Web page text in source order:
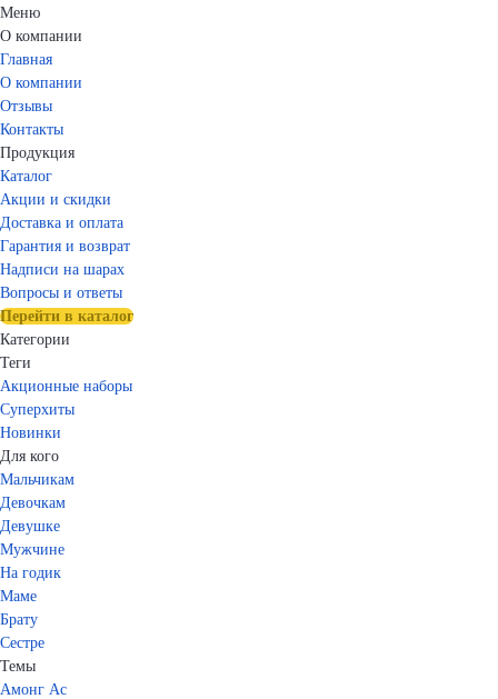
Меню
О компании
Главная
О компании
Отзывы
Контакты
Продукция
Каталог
Акции и скидки
Доставка и оплата
Гарантия и возврат
Надписи на шарах
Вопросы и ответы
Перейти в каталог
Категории
Теги
Акционные наборы
Суперхиты
Новинки
Для кого
Мальчикам
Девочкам
Девушке
Мужчине
На годик
Маме
Брату
Сестре
Темы
Амонг Ас